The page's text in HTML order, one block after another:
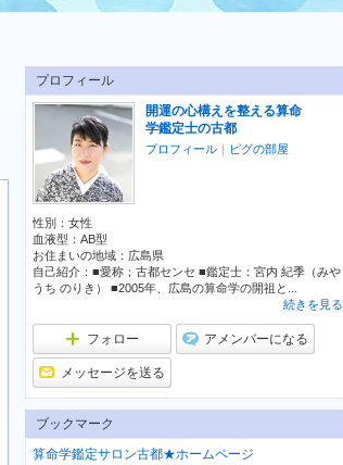
プロフィール
開運の心構えを整える算命
学鑑定士の古都
プロフィール ｜ ピグの部屋
性別： 女性
血液型： AB型
お住まいの地域： 広島県
自己紹介：■愛称；古都センセ ■鑑定士：宮内 紀季（みや
うち のりき） ■2005年、広島の算命学の開祖と...
続きを見る
フォロー アメンバーになる
メッセージを送る
ブックマーク
算命学鑑定サロン古都★ホームページ